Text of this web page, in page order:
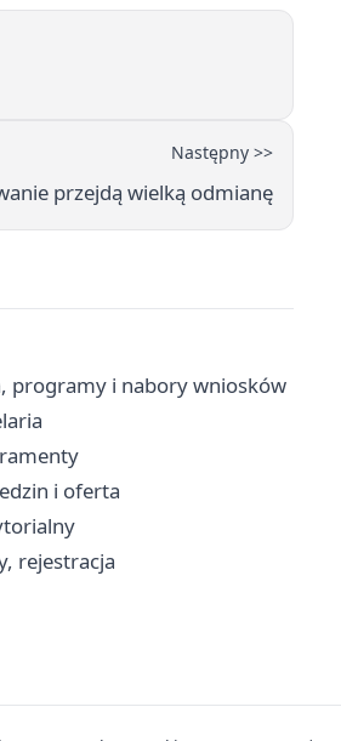
Następny >>
przejdą wielką odmianę
programy i nabory wniosków
i oferta
rejestracja